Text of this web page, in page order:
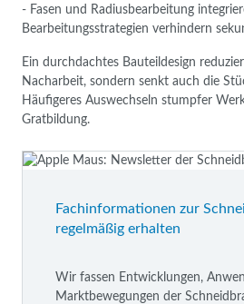
- Fasen und Radiusbearbeitung
Bearbeitungsstrategien verhindern
Ein durchdachtes Bauteildesign
Nacharbeit, sondern senkt auch die
Häufigeres Auswechseln stumpfer
Gratbildung.
Fachinformationen zur
regelmäßig erhalten
Wir fassen Entwicklungen,
Marktbewegungen der